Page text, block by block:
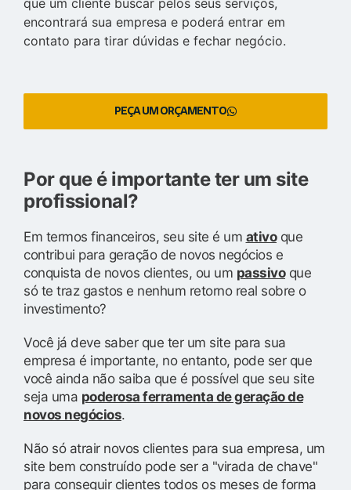
encontrará sua empresa e poderá entrar em
contato para tirar dúvidas e fechar negócio.
PEÇA UM ORÇAMENTO
Por que é importante ter um site
profissional?
Em termos financeiros, seu site é um ativoque
contribui para geração de novos negócios e
conquista de novos clientes, ou um passivoque
só te traz gastos e nenhum retorno real sobre o
investimento?
Você já deve saber que ter um site para sua
empresa é importante, no entanto, pode ser que
você ainda não saiba que é possível que seu site
seja uma poderosa ferramenta de geração de
novos negócios.
Não só atrair novos clientes para sua empresa, um
site bem construído pode ser a "virada de chave"
para conseguir clientes todos os meses de forma